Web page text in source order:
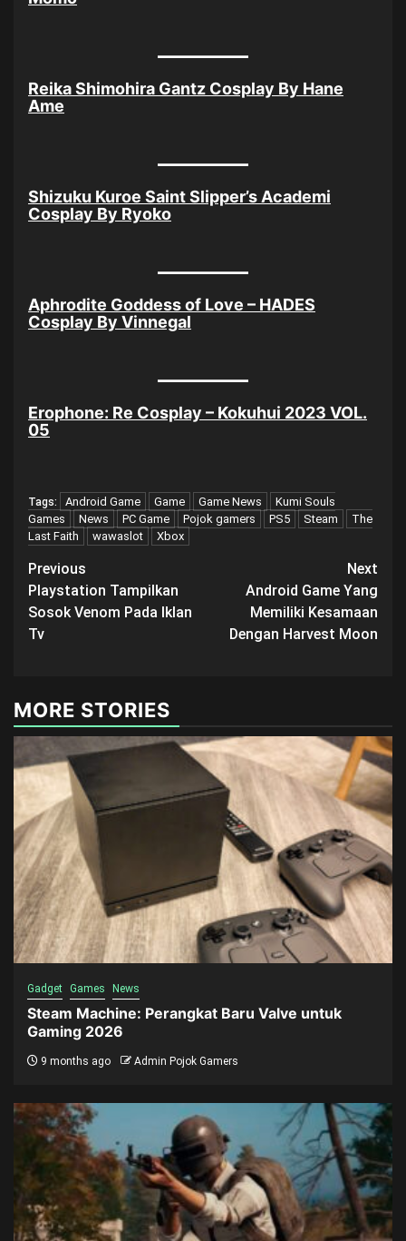
Reika Shimohira Gantz Cosplay By Hane
Ame
Shizuku Kuroe Saint Slipper’s Academi
Cosplay By Ryoko
Aphrodite Goddess of Love – HADES
Cosplay By Vinnegal
Erophone: Re Cosplay – Kokuhui 2023 VOL.
05
Tags: Android Game Game Game News
Kumi Souls
Games
News PC Game Pojok gamers PS5 Steam
The
Last Faith
wawaslot Xbox
Post
navigation
Previous
Playstation Tampilkan
Sosok Venom Pada Iklan
Tv
Next
Android Game Yang
Memiliki Kesamaan
Dengan Harvest Moon
MORE STORIES
Gadget Games News
Steam Machine: Perangkat Baru Valve untuk
Gaming 2026
9 months ago Admin Pojok Gamers